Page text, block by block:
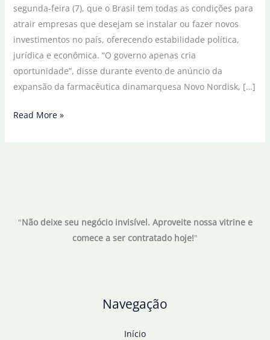
segunda-feira (7), que o Brasil tem todas as condições para
atrair empresas que desejam se instalar ou fazer novos
investimentos no país, oferecendo estabilidade política,
jurídica e econômica. “O governo apenas cria
oportunidade”, disse durante evento de anúncio da
expansão da farmacêutica dinamarquesa Novo Nordisk, […]
Farmacêutica
6,4
Read More »
"Não deixe seu negócio invisível. Aproveite nossa vitrine e
comece a ser contratado hoje!"
Navegação
Início